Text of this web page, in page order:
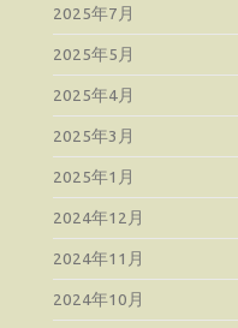
2025年7月
2025年5月
2025年4月
2025年3月
2025年1月
2024年12月
2024年11月
2024年10月